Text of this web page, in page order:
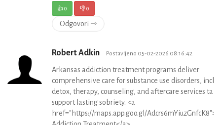
👍0 👎0
Odgovori ⇾
Robert Adkin Postavljeno 05-02-2026 08:16:42
Arkansas addiction treatment programs deliver
comprehensive care for substance use disorders,
detox, therapy, counseling, and aftercare services
support lasting sobriety. <a
href="https://maps.app.goo.gl/